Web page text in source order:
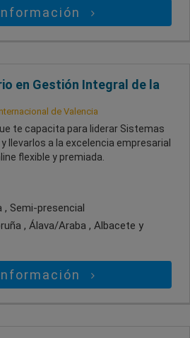
en Gestión Integral de la
de Valencia
te capacita para liderar Sistemas
llevarlos a la excelencia empresarial
flexible y premiada.
, Semi-presencial
, Álava/Araba , Albacete y